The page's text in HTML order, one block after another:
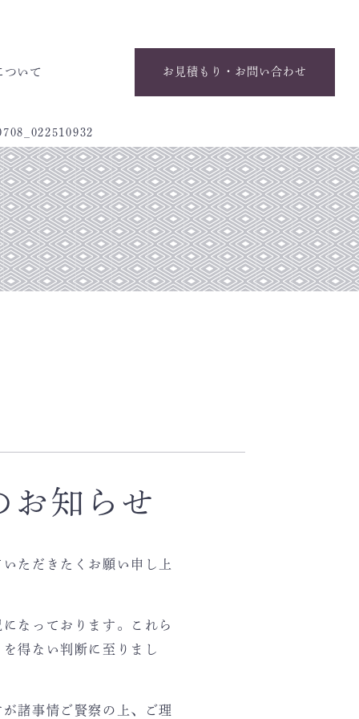
ついて お見積もり・お問い合わせ
お知らせ
ただきたくお願い申し上
なっております。これら
得ない判断に至りまし
諸事情ご賢察の上、ご理